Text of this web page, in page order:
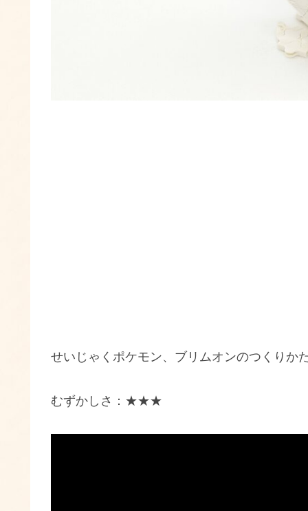
せいじゃくポケモン、ブリムオンのつくりか
むずかしさ：★★★